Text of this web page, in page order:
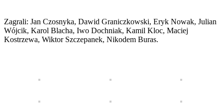
Zagrali: Jan Czosnyka, Dawid Graniczkowski, Eryk Nowak, Julian
Wójcik, Karol Blacha, Iwo Dochniak, Kamil Kloc, Maciej
Kostrzewa, Wiktor Szczepanek, Nikodem Buras.